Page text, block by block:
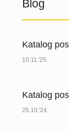
Blog
Katalog
10.11.'25.
Katalog
25.10.'24.